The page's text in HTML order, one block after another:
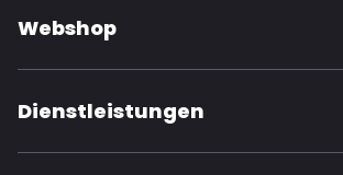
Webshop
Dienstleistungen